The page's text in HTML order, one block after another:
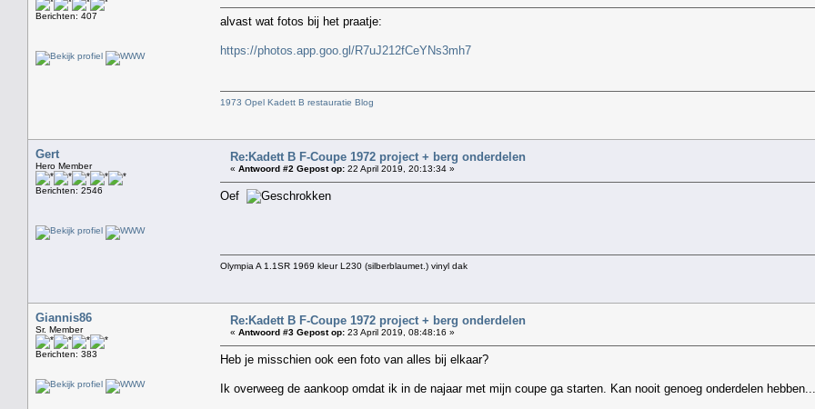
Berichten: 407 alvast wat fotos bij het praatje:
https://photos.app.goo.gl/R7uJ212fCeYNs3mh7
1973 Opel Kadett B restauratie Blog
Gert
Hero Member
Berichten: 2546
Re:Kadett B F-Coupe 1972 project + berg onderdelen
« Antwoord #2 Gepost op: 22 April 2019, 20:13:34 »
Oef
Olympia A 1.1SR 1969 kleur L230 (silberblaumet.) vinyl dak
Giannis86
Sr. Member
Berichten: 383
Re:Kadett B F-Coupe 1972 project + berg onderdelen
« Antwoord #3 Gepost op: 23 April 2019, 08:48:16 »
Heb je misschien ook een foto van alles bij elkaar?
Ik overweeg de aankoop omdat ik in de najaar met mijn coupe ga starten. Kan nooit genoeg onderdelen hebben...